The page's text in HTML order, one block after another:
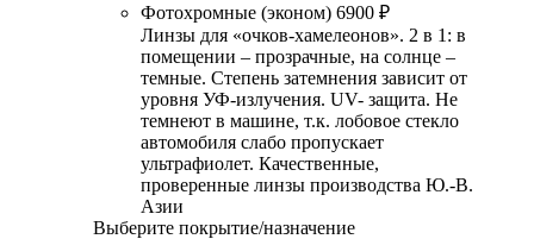
Фотохромные (эконом) 6900 ₽
Линзы для «очков-хамелеонов». 2 в 1: в
помещении – прозрачные, на солнце –
темные. Степень затемнения зависит от
уровня УФ-излучения. UV- защита. Не
темнеют в машине, т.к. лобовое стекло
автомобиля слабо пропускает
ультрафиолет. Качественные,
проверенные линзы производства Ю.-В.
Азии
Выберите покрытие/назначение